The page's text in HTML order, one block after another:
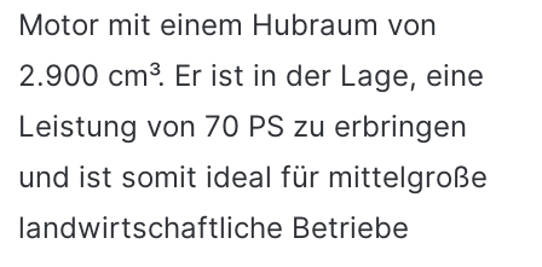
Motor mit einem Hubraum von
2.900 cm³. Er ist in der Lage, eine
Leistung von 70 PS zu erbringen
und ist somit ideal für mittelgroße
landwirtschaftliche Betriebe